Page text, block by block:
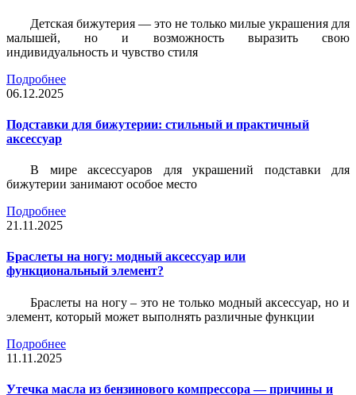
Детская бижутерия — это не только милые украшения для
малышей, но и возможность выразить свою
индивидуальность и чувство стиля
Подробнее
06.12.2025
Подставки для бижутерии: стильный и практичный
аксессуар
В мире аксессуаров для украшений подставки для
бижутерии занимают особое место
Подробнее
21.11.2025
Браслеты на ногу: модный аксессуар или
функциональный элемент?
Браслеты на ногу – это не только модный аксессуар, но и
элемент, который может выполнять различные функции
Подробнее
11.11.2025
Утечка масла из бензинового компрессора — причины и